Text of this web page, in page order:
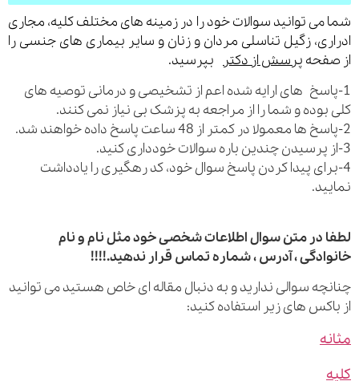
توانید سوالات خود را در زمینه های مختلف کلیه، مجاری
زگیل تناسلی مردان و زنان و سایر بیماری های جنسی را
پرسش از دکتربپرسید.
های ارایه شده اعم از تشخیصی و درمانی توصیه های
و شما را از مراجعه به پزشک بی نیاز نمی کنند.
پیدا کردن پاسخ سوال خود، کد رهگیری را یادداشت
در متن سوال اطلاعات شخصی خود مثل نام و نام
، آدرس ، شماره تماس قرار ندهید.!!!!
سوالی ندارید و به دنبال مقاله ای خاص هستید می توانید
های زیر استفاده کنید: